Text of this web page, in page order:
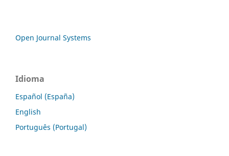
Open Journal Systems
Idioma
Español (España)
English
Português (Portugal)